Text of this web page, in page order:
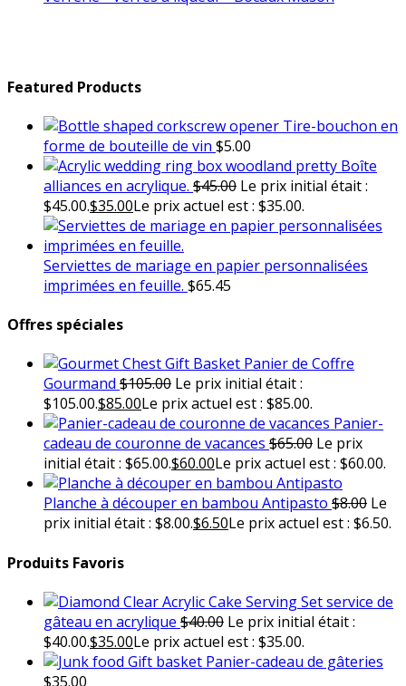
Featured Products
Tire-bouchon en
forme de bouteille de vin $5.00
Boîte
alliances en acrylique. $45.00 Le prix initial était :
$45.00.$35.00Le prix actuel est : $35.00.
Serviettes de mariage en papier personnalisées
imprimées en feuille. $65.45
Offres spéciales
Panier de Coffre
Gourmand $105.00 Le prix initial était :
$105.00.$85.00Le prix actuel est : $85.00.
Panier-
cadeau de couronne de vacances $65.00 Le prix
initial était : $65.00.$60.00Le prix actuel est : $60.00.
Planche à découper en bambou Antipasto $8.00 Le
prix initial était : $8.00.$6.50Le prix actuel est : $6.50.
Produits Favoris
service de
gâteau en acrylique $40.00 Le prix initial était :
$40.00.$35.00Le prix actuel est : $35.00.
Panier-cadeau de gâteries
$35.00